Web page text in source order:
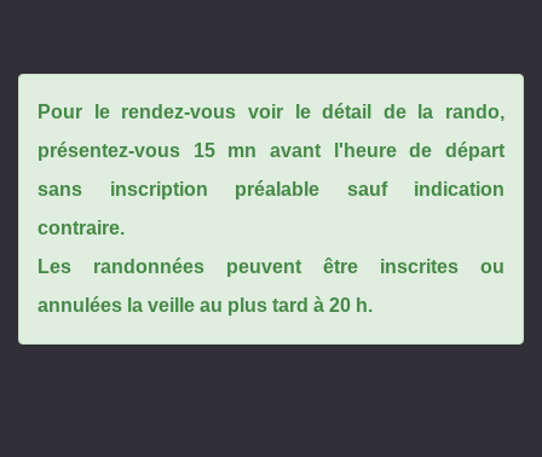
Pour le rendez-vous voir le détail de la rando,
présentez-vous 15 mn avant l'heure de départ
sans inscription préalable sauf indication
contraire.
Les randonnées peuvent être inscrites ou
annulées la veille au plus tard à 20 h.